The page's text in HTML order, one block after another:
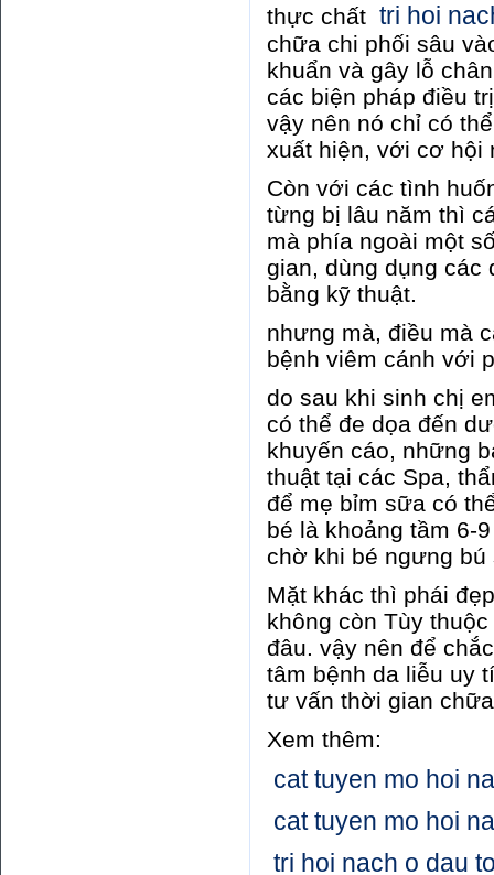
thực chất tri hoi
chữa chi phối sâu
khuẩn và gây lỗ
các biện pháp điều
vậy nên nó chỉ có
xuất hiện, với cơ hội
Còn với các tình
từng bị lâu năm thì
mà phía ngoài một
gian, dùng dụng các
bằng kỹ thuật.
nhưng mà, điều mà
bệnh viêm cánh với
do sau khi sinh chị
có thể đe dọa đến
khuyến cáo, những
thuật tại các Spa,
để mẹ bỉm sữa có
bé là khoảng tầm 6-
chờ khi bé ngưng bú
Mặt khác thì phái
không còn Tùy
đâu. vậy nên để
tâm bệnh da liễu uy
tư vấn thời gian
Xem thêm:
cat tuyen mo hoi
cat tuyen mo hoi
tri hoi nach o dau